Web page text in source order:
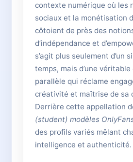
contexte numérique où les
sociaux et la monétisation
côtoient de près des
d’indépendance et
s’agit plus seulement d’un
temps, mais d’une
parallèle qui réclame
créativité et maîtrise de sa
Derrière cette appellation
(student) modèles
des profils variés mêlant
intelligence et authenticité.